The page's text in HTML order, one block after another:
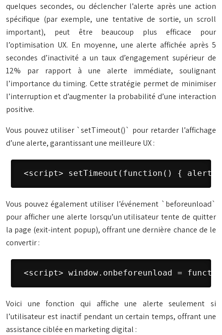
quelques secondes, ou déclencher l’alerte après une action
spécifique (par exemple, une tentative de sortie, un scroll
important), peut être beaucoup plus efficace pour
l’optimisation UX. En moyenne, une alerte affichée après 5
secondes d’inactivité a un taux d’engagement supérieur de
12% par rapport à une alerte immédiate, soulignant
l’importance du timing. Cette stratégie permet de minimiser
l’interruption et d’augmenter la probabilité d’une interaction
positive.
Vous pouvez utiliser `setTimeout()` pour retarder l’affichage
d’une alerte, garantissant une meilleure UX :
<script> setTimeout(function() {
Vous pouvez également utiliser l’événement `beforeunload`
pour afficher une alerte lorsqu’un utilisateur tente de quitter
la page (exit-intent popup), offrant une dernière chance de le
convertir :
<script> window.onbeforeunload =
Voici une fonction qui affiche une alerte seulement si
l’utilisateur est inactif pendant un certain temps, offrant une
assistance ciblée en marketing digital :